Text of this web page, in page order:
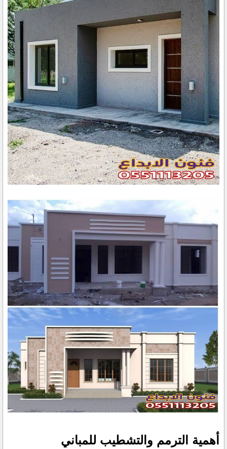
أهمية الترمم والتشطيب للمباني